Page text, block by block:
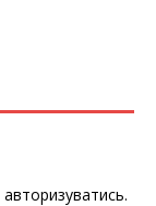
авторизуватись.